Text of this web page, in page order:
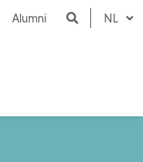
Alumni NL